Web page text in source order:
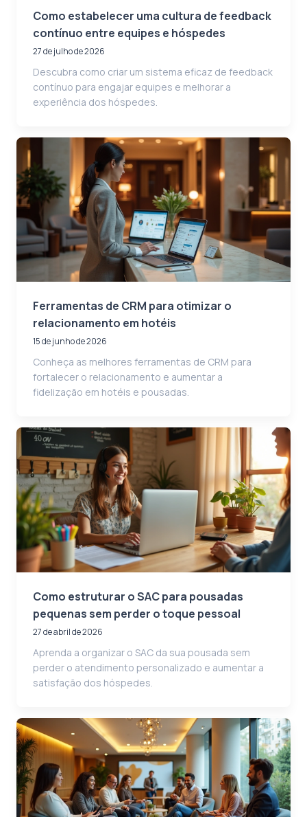
Como estabelecer uma cultura de feedback
contínuo entre equipes e hóspedes
27 de julho de 2026
Descubra como criar um sistema eficaz de feedback
contínuo para engajar equipes e melhorar a
experiência dos hóspedes.
Ferramentas de CRM para otimizar o
relacionamento em hotéis
15 de junho de 2026
Conheça as melhores ferramentas de CRM para
fortalecer o relacionamento e aumentar a
fidelização em hotéis e pousadas.
Como estruturar o SAC para pousadas
pequenas sem perder o toque pessoal
27 de abril de 2026
Aprenda a organizar o SAC da sua pousada sem
perder o atendimento personalizado e aumentar a
satisfação dos hóspedes.